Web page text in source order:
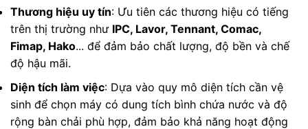
Thương hiệu uy tín: Ưu tiên các thương hiệu có tiếng
trên thị trường như IPC, Lavor, Tennant, Comac,
Fimap, Hako... để đảm bảo chất lượng, độ bền và chế
độ hậu mãi.
Diện tích làm việc: Dựa vào quy mô diện tích cần vệ
sinh để chọn máy có dung tích bình chứa nước và độ
rộng bàn chải phù hợp, đảm bảo khả năng hoạt động